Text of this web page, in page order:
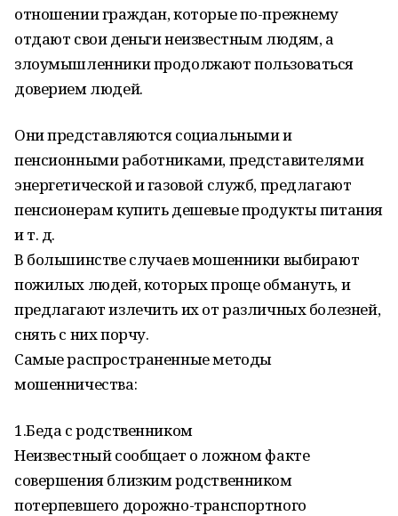
отношении граждан, которые по-прежнему
отдают свои деньги неизвестным людям, а
злоумышленники продолжают пользоваться
доверием людей.
Они представляются социальными и
пенсионными работниками, представителями
энергетической и газовой служб, предлагают
пенсионерам купить дешевые продукты питания
и т. д.
В большинстве случаев мошенники выбирают
пожилых людей, которых проще обмануть, и
предлагают излечить их от различных болезней,
снять с них порчу.
Самые распространенные методы
мошенничества:
1.Беда с родственником
Неизвестный сообщает о ложном факте
совершения близким родственником
потерпевшего дорожно-транспортного